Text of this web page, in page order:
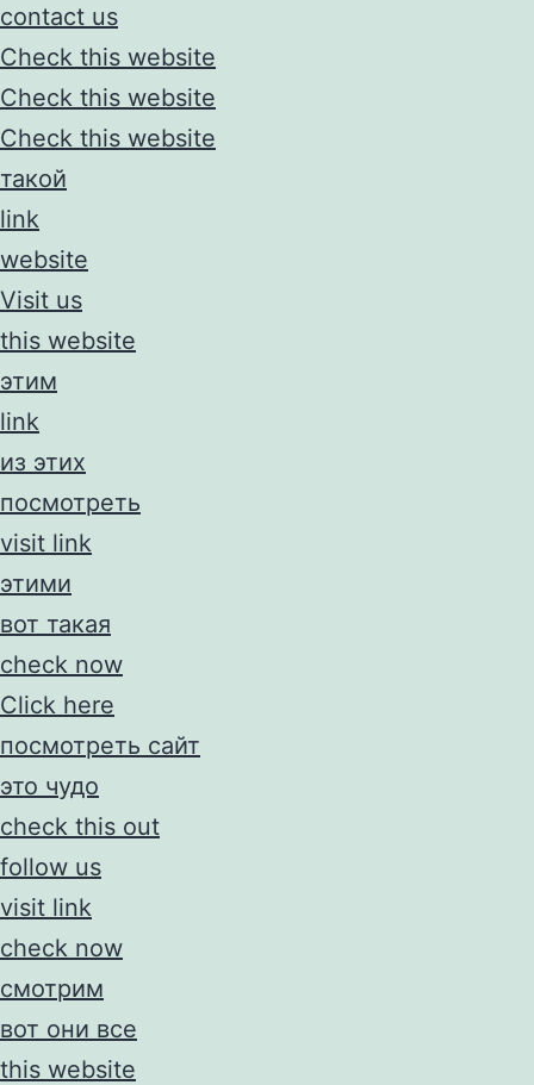
contact us
Check this website
Check this website
Check this website
такой
link
website
Visit us
this website
этим
link
из этих
посмотреть
visit link
этими
вот такая
check now
Click here
посмотреть сайт
это чудо
check this out
follow us
visit link
check now
смотрим
вот они все
this website